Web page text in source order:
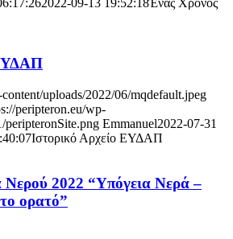
2022-09-13 19:52:18Ένας Χρόνος
uploads/2022/06/mqdefault.jpeg
peripteron.eu/wp-
peripteronSite.png Emmanuel2022-07-31
Ιστορικό Αρχείο ΕΥΔΑΠ
2022 “Υπόγεια Νερά –
ορατό”